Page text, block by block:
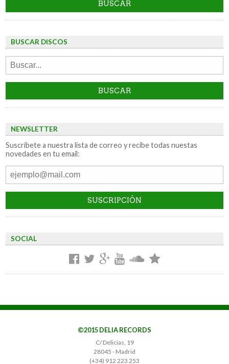
BUSCAR DISCOS
NEWSLETTER
Suscríbete a nuestra lista de correo y recibe todas nuestas
novedades en tu email:
SOCIAL
©2015 DELIA RECORDS
C/ Delicias, 19
28045 - Madrid
(+34) 912 223 253